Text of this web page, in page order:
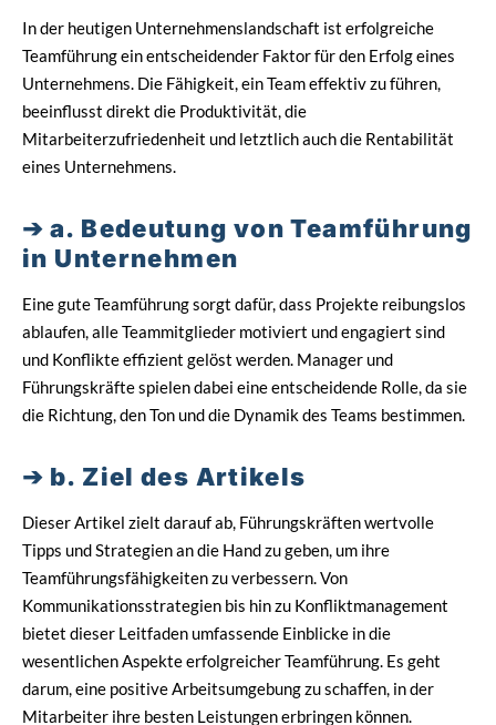
In der heutigen Unternehmenslandschaft ist erfolgreiche
Teamführung ein entscheidender Faktor für den Erfolg eines
Unternehmens. Die Fähigkeit, ein Team effektiv zu führen,
beeinflusst direkt die Produktivität, die
Mitarbeiterzufriedenheit und letztlich auch die Rentabilität
eines Unternehmens.
a. Bedeutung von Teamführung
in Unternehmen
Eine gute Teamführung sorgt dafür, dass Projekte reibungslos
ablaufen, alle Teammitglieder motiviert und engagiert sind
und Konflikte effizient gelöst werden. Manager und
Führungskräfte spielen dabei eine entscheidende Rolle, da sie
die Richtung, den Ton und die Dynamik des Teams bestimmen.
b. Ziel des Artikels
Dieser Artikel zielt darauf ab, Führungskräften wertvolle
Tipps und Strategien an die Hand zu geben, um ihre
Teamführungsfähigkeiten zu verbessern. Von
Kommunikationsstrategien bis hin zu Konfliktmanagement
bietet dieser Leitfaden umfassende Einblicke in die
wesentlichen Aspekte erfolgreicher Teamführung. Es geht
darum, eine positive Arbeitsumgebung zu schaffen, in der
Mitarbeiter ihre besten Leistungen erbringen können.